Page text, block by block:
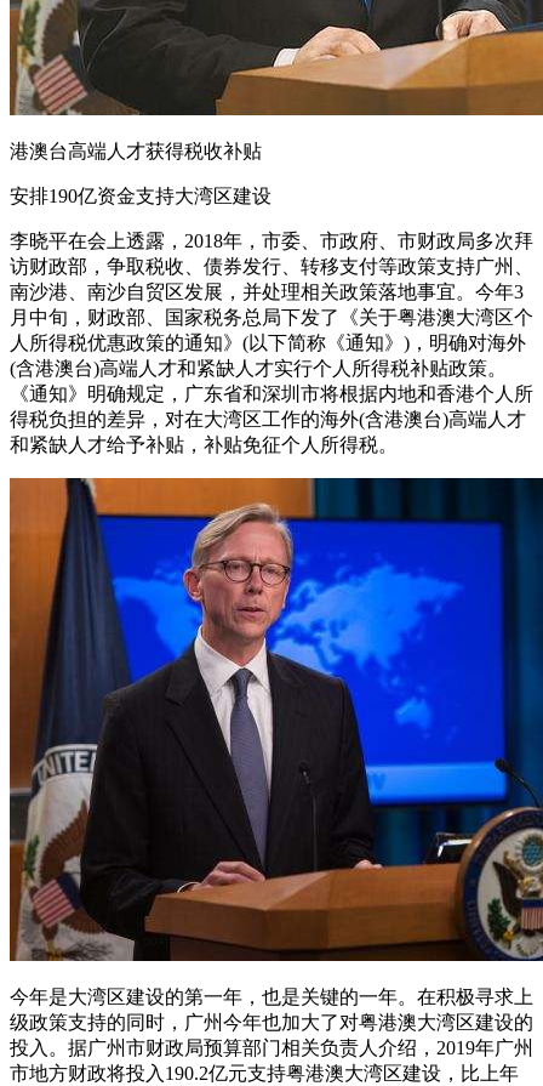
港澳台高端人才获得税收补贴
安排190亿资金支持大湾区建设
李晓平在会上透露，2018年，市委、市政府、市财政局多次拜
访财政部，争取税收、债券发行、转移支付等政策支持广州、
南沙港、南沙自贸区发展，并处理相关政策落地事宜。今年3
月中旬，财政部、国家税务总局下发了《关于粤港澳大湾区个
人所得税优惠政策的通知》(以下简称《通知》)，明确对海外
(含港澳台)高端人才和紧缺人才实行个人所得税补贴政策。
《通知》明确规定，广东省和深圳市将根据内地和香港个人所
得税负担的差异，对在大湾区工作的海外(含港澳台)高端人才
和紧缺人才给予补贴，补贴免征个人所得税。
今年是大湾区建设的第一年，也是关键的一年。在积极寻求上
级政策支持的同时，广州今年也加大了对粤港澳大湾区建设的
投入。据广州市财政局预算部门相关负责人介绍，2019年广州
市地方财政将投入190.2亿元支持粤港澳大湾区建设，比上年